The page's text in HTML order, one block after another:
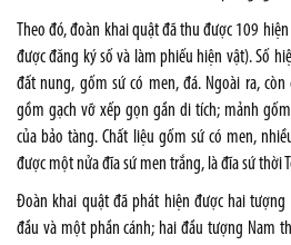
Theo đó, đoàn khai quật đã thu được 109
được đăng ký số và làm phiếu hiện vật). Số
đất nung, gốm sứ có men, đá. Ngoài ra,
gồm gạch vỡ xếp gọn gần di tích; mảnh
của bảo tàng. Chất liệu gốm sứ có men,
được một nửa đĩa sứ men trắng, là đĩa sứ thời
Đoàn khai quật đã phát hiện được hai
đầu và một phần cánh; hai đầu tượng Nam